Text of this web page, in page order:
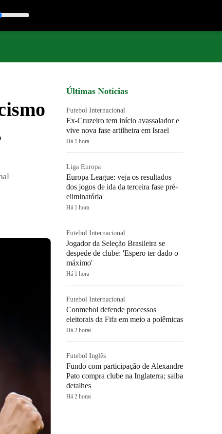
Últimas Notícias
Futebol Internacional
Ex-Cruzeiro tem início avassalador e
vive nova fase artilheira em Israel
Há 1 hora
Liga Europa
Europa League: veja os resultados
dos jogos de ida da terceira fase pré-
eliminatória
Há 1 hora
Futebol Internacional
Jogador da Seleção Brasileira se
despede de clube: 'Espero ter dado o
máximo'
Há 1 hora
Futebol Internacional
Conmebol defende processos
eleitorais da Fifa em meio a polêmicas
Há 2 horas
Futebol Inglês
Fundo com participação de Alexandre
Pato compra clube na Inglaterra; saiba
detalhes
Há 2 horas